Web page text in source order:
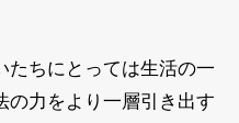
たちにとっては生活の一
の力をより一層引き出す